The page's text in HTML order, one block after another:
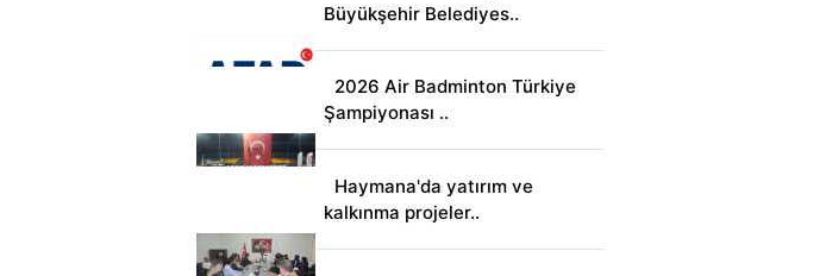
Büyükşehir Belediyes..
2026 Air Badminton Türkiye
Şampiyonası ..
Haymana'da yatırım ve
kalkınma projeler..